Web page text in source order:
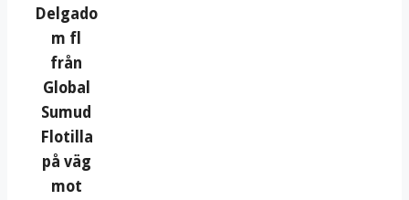
Delgado
m fl
från
Global
Sumud
Flotilla
på väg
mot